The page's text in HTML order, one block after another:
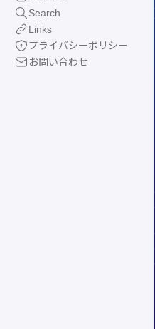
Search
Links
プライバシーポリシー
お問い合わせ